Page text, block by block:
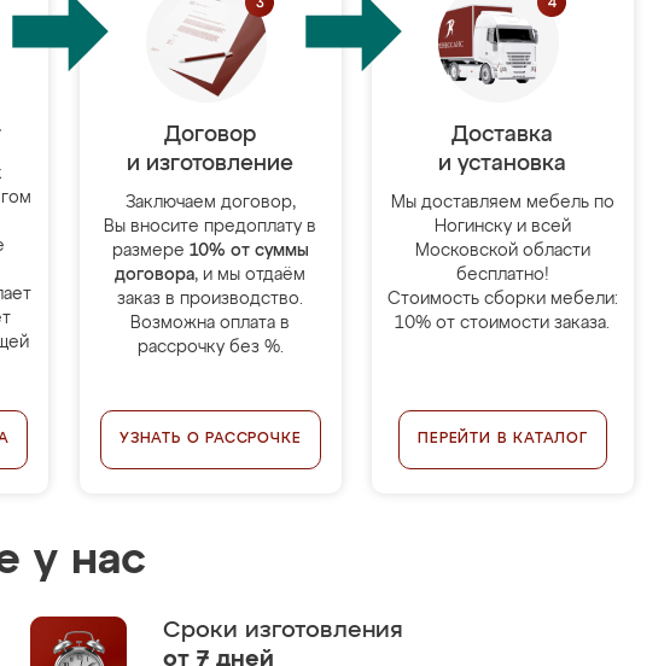
Договор
и изготовление
Заключаем договор,
Вы вносите предоплату в
размере 10% от суммы
договора, и мы отдаём
заказ в производство.
Возможна оплата в
рассрочку без %.
УЗНАТЬ О РАССРОЧКЕ
Доставка
и установка
Мы доставляем мебель по
Ногинску и всей
Московской области
бесплатно!
Стоимость сборки мебели:
10% от стоимости заказа.
ПЕРЕЙТИ В КАТАЛОГ
у нас
Сроки изготовления
от 7 дней